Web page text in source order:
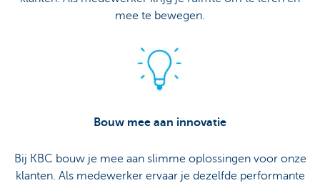
mee te bewegen.
Bouw mee aan innovatie
Bij KBC bouw je mee aan slimme oplossingen voor onze
klanten. Als medewerker ervaar je dezelfde performante